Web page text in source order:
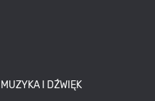
MUZYKA I DŹWIĘK